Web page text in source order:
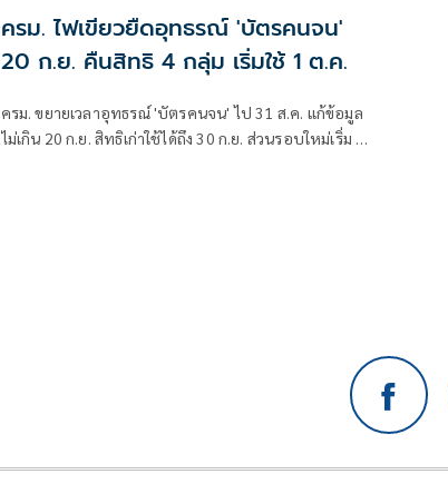
ครม. ไฟเขียวยืดอุทธรณ์ 'บัตรคนจน'
20 ก.ย. คืนสิทธิ 4 กลุ่ม เริ่มใช้ 1 ต.ค.
ครม. ขยายเวลาอุทธรณ์ 'บัตรคนจน' ไป 31 ส.ค. แก้ข้อมูล
ไม่เกิน 20 ก.ย. สิทธิเก่าใช้ได้ถึง 30 ก.ย. ส่วนรอบใหม่เริ่ม 1